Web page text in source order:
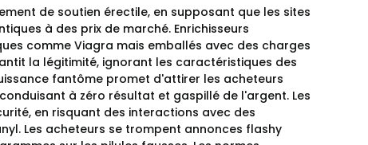
de soutien érectile, en supposant que les sites
à des prix de marché. Enrichisseurs
comme Viagra mais emballés avec des charges
la légitimité, ignorant les caractéristiques des
fantôme promet d'attirer les acheteurs
à zéro résultat et gaspillé de l'argent. Les
en risquant des interactions avec des
Les acheteurs se trompent annonces flashy